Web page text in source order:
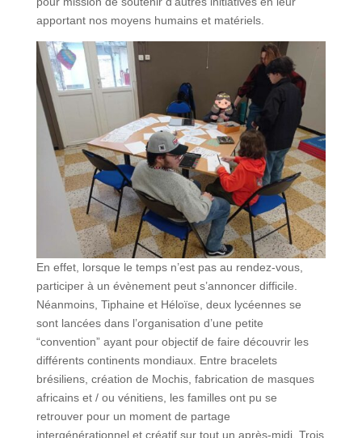
apportant nos moyens humains et matériels.
En effet, lorsque le temps n’est pas au rendez-vous,
participer à un évènement peut s’annoncer difficile.
Néanmoins, Tiphaine et Héloïse, deux lycéennes se
sont lancées dans l’organisation d’une petite
“convention” ayant pour objectif de faire découvrir les
différents continents mondiaux. Entre bracelets
brésiliens, création de Mochis, fabrication de masques
africains et / ou vénitiens, les familles ont pu se
retrouver pour un moment de partage
intergénérationnel et créatif sur tout un après-midi. Trois